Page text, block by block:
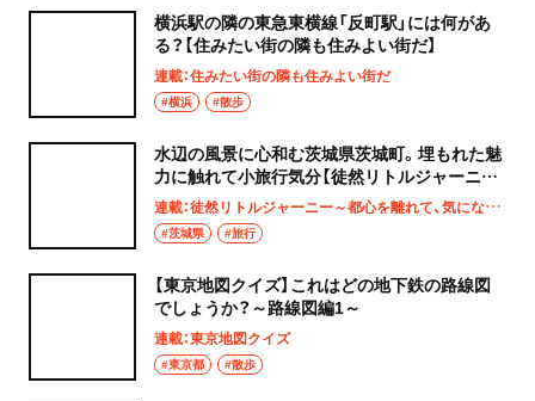
横浜駅の隣の東急東横線「反町駅」には何があ
る？【住みたい街の隣も住みよい街だ】
連載：住みたい街の隣も住みよい街だ
#横浜 #散歩
水辺の風景に心和む茨城県茨城町。埋もれた魅
力に触れて小旅行気分【徒然リトルジャーニ
ー】
連載：徒然リトルジャーニー～都心を離れて、気になる土地へ
#茨城県 #旅行
【東京地図クイズ】これはどの地下鉄の路線図
でしょうか？～路線図編1～
連載：東京地図クイズ
#東京都 #散歩